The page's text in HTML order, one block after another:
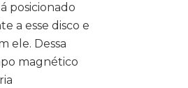
posicionado
a esse disco e
ele. Dessa
magnético